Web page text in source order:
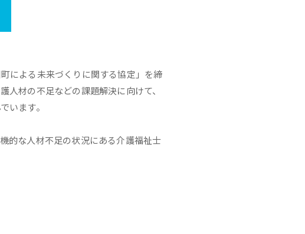
による未来づくりに関する協定」を締
材の不足などの課題解決に向けて、
います。
的な人材不足の状況にある介護福祉士